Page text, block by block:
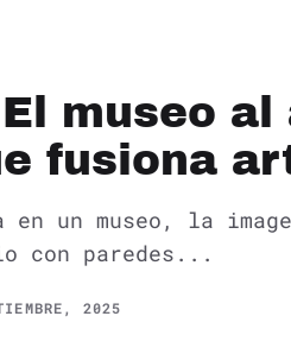
museo
fusiona
en un museo, la
con paredes...
2025